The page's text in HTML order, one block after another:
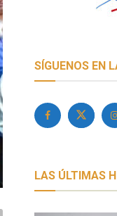
SÍGUENOS EN
LAS ÚLTIMAS